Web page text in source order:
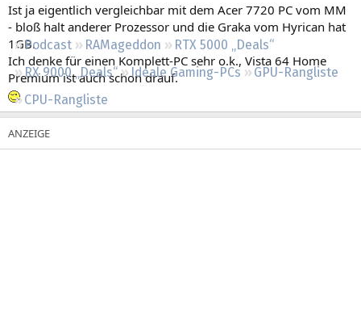
Podcast RAMageddon
RTX 5000 „Deals“
RX 9000 „Deals“
Ideale Gaming-PCs
GPU-Rangliste
CPU-Rangliste
Ist ja eigentlich vergleichbar mit dem Acer 7720 PC vom MM
- bloß halt anderer Prozessor und die Graka vom Hyrican hat
1GB.
Ich denke für einen Komplett-PC sehr o.k., Vista 64 Home
Premium ist auch schon drauf.